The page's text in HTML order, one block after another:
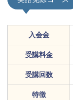
入会金
受講料金
受講回数
特徴